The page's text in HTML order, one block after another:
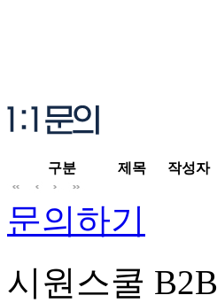
구분 제목 작성자
문의하기
시원스쿨 B2B